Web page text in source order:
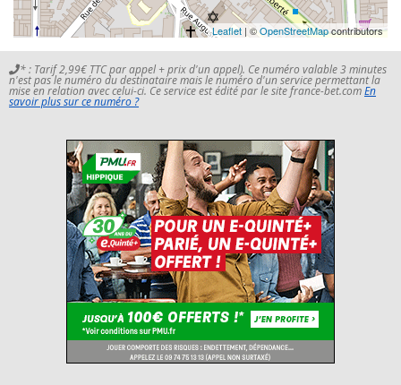
Leaflet | ©OpenStreetMapcontributors
* : Tarif 2,99€ TTC par appel + prix d'un appel). Ce numéro valable 3 minutes
n'est pas le numéro du destinataire mais le numéro d'un service permettant la
mise en relation avec celui-ci. Ce service est édité par le site france-bet.comEn
savoir plus sur ce numéro ?